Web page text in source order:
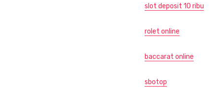
slot deposit 10 ribu
rolet online
baccarat online
sbotop